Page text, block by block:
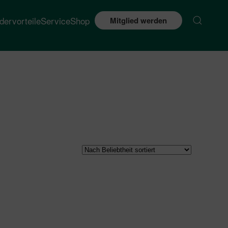
ServiceShop Mitglied werden